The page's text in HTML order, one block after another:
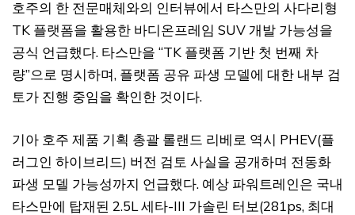
호주의 한 전문매체와의 인터뷰에서 타스만의 사다리형
TK 플랫폼을 활용한 바디온프레임 SUV 개발 가능성을
공식 언급했다. 타스만을 “TK 플랫폼 기반 첫 번째 차
량”으로 명시하며, 플랫폼 공유 파생 모델에 대한 내부 검
토가 진행 중임을 확인한 것이다.
기아 호주 제품 기획 총괄 롤랜드 리베로 역시 PHEV(플
러그인 하이브리드) 버전 검토 사실을 공개하며 전동화
파생 모델 가능성까지 언급했다. 예상 파워트레인은 국내
타스만에 탑재된 2.5L 세타-III 가솔린 터보(281ps, 최대